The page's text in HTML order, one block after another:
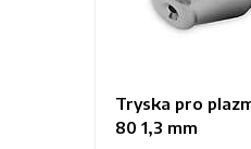
Tryska pro
80 1,3 mm